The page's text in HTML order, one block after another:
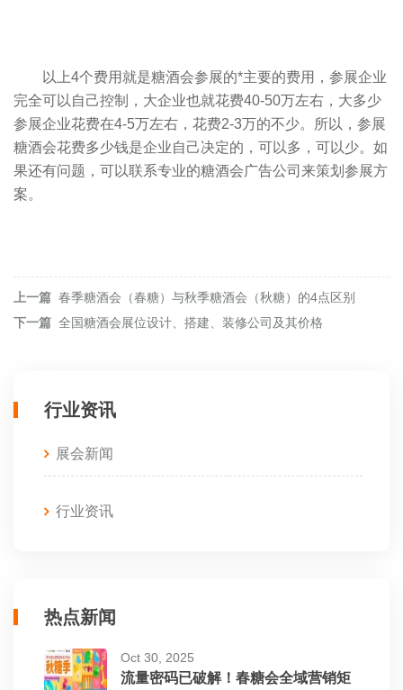
以上4个费用就是糖酒会参展的*主要的费用，参展企业
完全可以自己控制，大企业也就花费40-50万左右，大多少
参展企业花费在4-5万左右，花费2-3万的不少。所以，参展
糖酒会花费多少钱是企业自己决定的，可以多，可以少。如
果还有问题，可以联系专业的糖酒会广告公司 来策划参展方
案。
上一篇 春季糖酒会（春糖）与秋季糖酒会（秋糖）的4点区别
下一篇 全国糖酒会展位设计、搭建、装修公司及其价格
行业资讯
展会新闻
行业资讯
热点新闻
Oct 30, 2025
流量密码已破解！春糖会全域营销矩